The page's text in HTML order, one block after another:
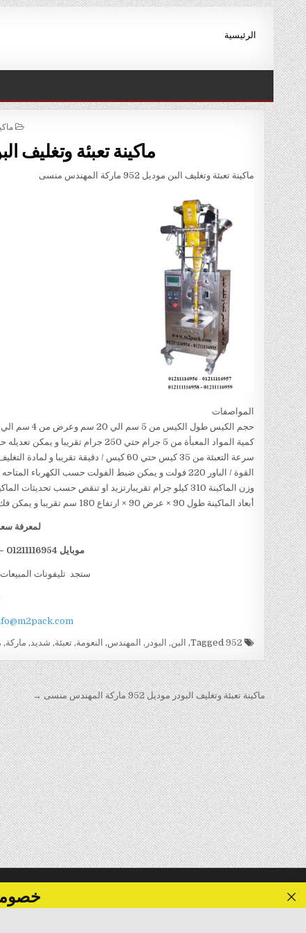
Skip
to
content
الرئيسية
ماكينة تعبئة وتغليف البن موديل 952
ماكينة تعبئة وتغليف البن موديل 952 ماركة المهندس منسى
المواصفات
حجم الكيس طول الكيس من 5 سم الي 20 سم وعرض من 4 سم الي 14سم تقريبا و يمكن تعديل طول الكيس و عرض الكيس حسب متطلبات العمل
كمية المواد المعبأة من 5 جرام حتي 250 جرام تقريبا و يمكن تعديله حتي 500 جرام تقريبا
سرعة التعبئة من 35 كيس حتي 60 كيس / دقيقة تقريبا و لمادة التغليف اعتبار في السرعه
القوة / الباور 220 فولت و يمكن ضبط الفولت حسب الكهرباء المتاحه 1.2 كيلو وات تقريبا
وزن الماكينة 310 كيلو جرام تقريبارتزيد او تنقص حسب تحديثات الماكينة
أبعاد الماكينة طول 90 × عرض 90 × ارتفاع 180 سم تقريبا و يمكن فك الماكينة و تركيبها في اي مكان
لمعرفة
موبايل 01211116954 – 01211116955 – 01211116956 – 01211116958
ستجد تليفونات
952
, البن, البودر , المهندس, النعومة,تعبئة, شديد, ماركة,
تصفّح
المقالات
ماكينة تعبئة وتغليف البودر موديل 952 ماركة المهندس منسى →
خصومات تصل الى